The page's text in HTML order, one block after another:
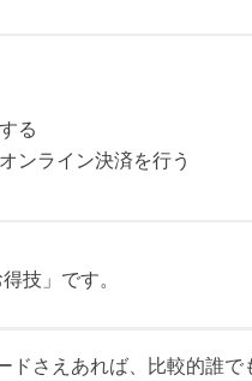
る
ンライン決済を行う
技」です。
ドさえあれば、比較的誰